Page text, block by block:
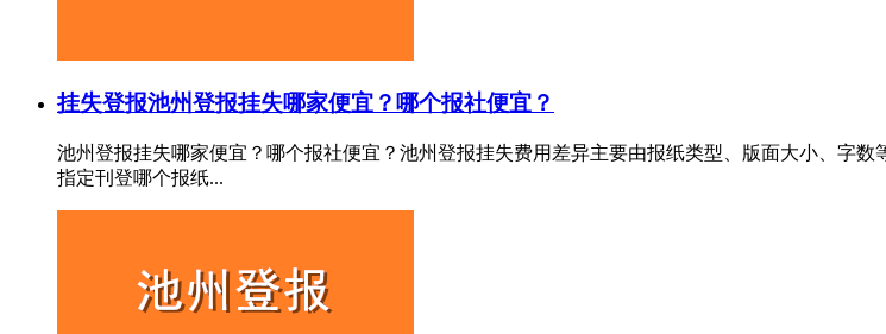
挂失登报池州登报挂失哪家便宜？哪个报社便宜？
池州登报挂失哪家便宜？哪个报社便宜？池州登报挂失费用差异主要由报纸类型、版面大小、字
指定刊登哪个报纸...